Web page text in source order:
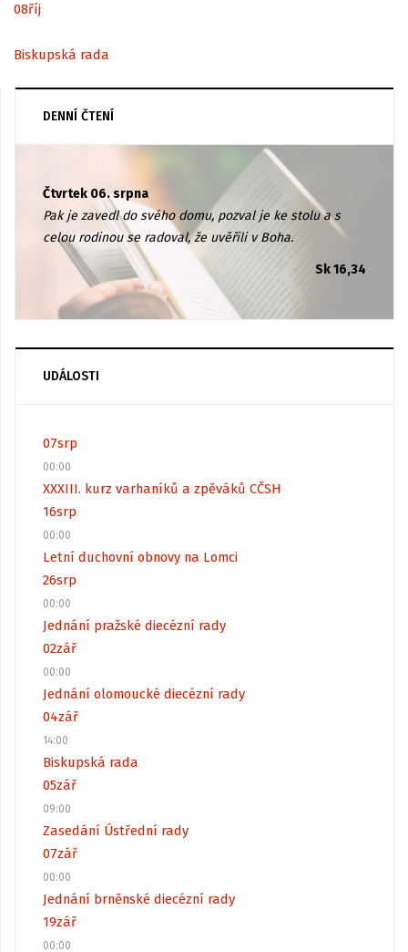
08říj
Biskupská rada
DENNÍ ČTENÍ
Čtvrtek 06. srpna
Pak je zavedl do svého domu, pozval je ke stolu a s
celou rodinou se radoval, že uvěřili v Boha.
Sk 16,34
UDÁLOSTI
07srp
00:00
XXXIII. kurz varhaníků a zpěváků CČSH
16srp
00:00
Letní duchovní obnovy na Lomci
26srp
00:00
Jednání pražské diecézní rady
02zář
00:00
Jednání olomoucké diecézní rady
04zář
14:00
Biskupská rada
05zář
09:00
Zasedání Ústřední rady
07zář
00:00
Jednání brněnské diecézní rady
19zář
00:00